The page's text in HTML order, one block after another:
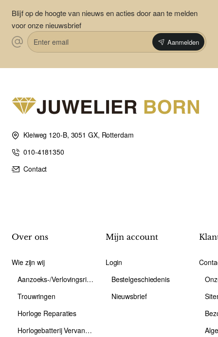
Blijf op de hoogte van nieuws en acties door aan te melden
voor onze nieuwsbrief
Enter
email
Aanmelden
Kleiweg 120-B, 3051 GX, Rotterdam
010-4181350
Contact
Over ons
Wie zijn wij
Aanzoeks-/Verlovingsring
Trouwringen
Horloge Reparaties
Horlogebatterij Vervangen
Mijn account
Login
Bestelgeschiedenis
Nieuwsbrief